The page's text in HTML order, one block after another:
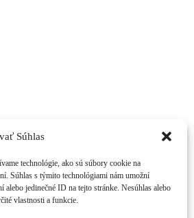
Súhlas
technológie, ako sú súbory cookie na
Súhlas s týmito technológiami nám umožní
jedinečné ID na tejto stránke. Nesúhlas alebo
vlastnosti a funkcie.